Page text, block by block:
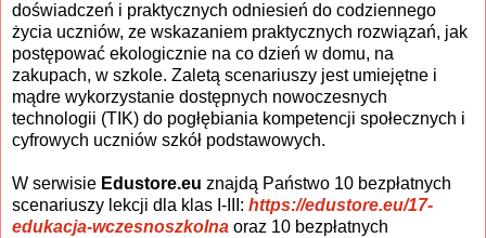
doświadczeń i praktycznych odniesień do codziennego
życia uczniów, ze wskazaniem praktycznych rozwiązań, jak
postępować ekologicznie na co dzień w domu, na
zakupach, w szkole. Zaletą scenariuszy jest umiejętne i
mądre wykorzystanie dostępnych nowoczesnych
technologii (TIK) do pogłębiania kompetencji społecznych i
cyfrowych uczniów szkół podstawowych.
W serwisie Edustore.eu znajdą Państwo 10 bezpłatnych
scenariuszy lekcji dla klas I-III: https://edustore.eu/17-
edukacja-wczesnoszkolna oraz 10 bezpłatnych